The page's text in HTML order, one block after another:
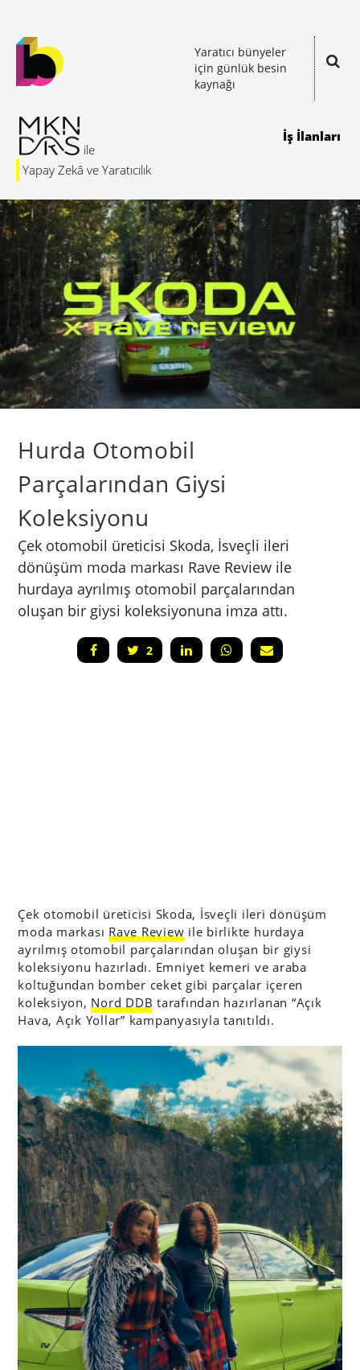
Yaratıcı bünyeler
için günlük besin
kaynağı
Yapay Zekâ ve Yaratıcılık
İş İlanları
Hurda Otomobil
Parçalarından Giysi
Koleksiyonu
Çek otomobil üreticisi Skoda, İsveçli ileri
dönüşüm moda markası Rave Review ile
hurdaya ayrılmış otomobil parçalarından
oluşan bir giysi koleksiyonuna imza attı.
2
Çek otomobil üreticisi Skoda, İsveçli ileri dönüşüm
moda markası Rave Review ile birlikte hurdaya
ayrılmış otomobil parçalarından oluşan bir giysi
koleksiyonu hazırladı. Emniyet kemeri ve araba
koltuğundan bomber ceket gibi parçalar içeren
koleksiyon, Nord DDB tarafından hazırlanan “Açık
Hava, Açık Yollar” kampanyasıyla tanıtıldı.